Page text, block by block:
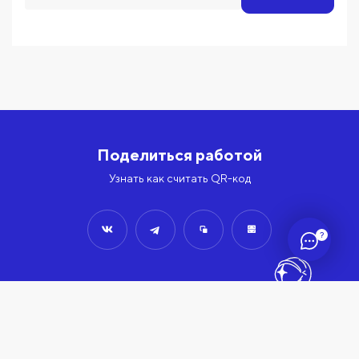
?
Поделиться работой
Узнать как считать QR-код